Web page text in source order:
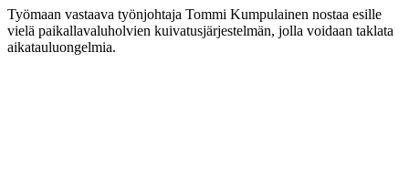
Työmaan vastaava työnjohtaja Tommi Kumpulainen nostaa esille
vielä paikallavaluholvien kuivatusjärjestelmän, jolla voidaan taklata
aikatauluongelmia.